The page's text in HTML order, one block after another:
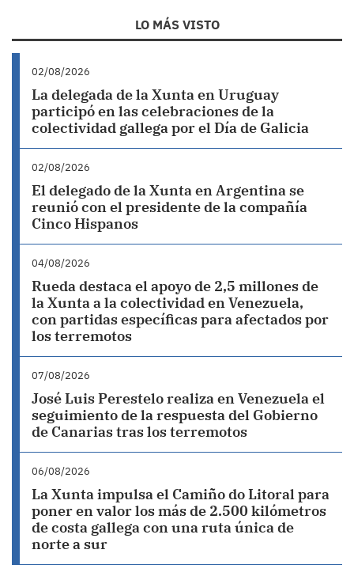
LO MÁS VISTO
02/08/2026
La delegada de la Xunta en Uruguay
participó en las celebraciones de la
colectividad gallega por el Día de Galicia
02/08/2026
El delegado de la Xunta en Argentina se
reunió con el presidente de la compañía
Cinco Hispanos
04/08/2026
Rueda destaca el apoyo de 2,5 millones de
la Xunta a la colectividad en Venezuela,
con partidas específicas para afectados por
los terremotos
07/08/2026
José Luis Perestelo realiza en Venezuela el
seguimiento de la respuesta del Gobierno
de Canarias tras los terremotos
06/08/2026
La Xunta impulsa el Camiño do Litoral para
poner en valor los más de 2.500 kilómetros
de costa gallega con una ruta única de
norte a sur